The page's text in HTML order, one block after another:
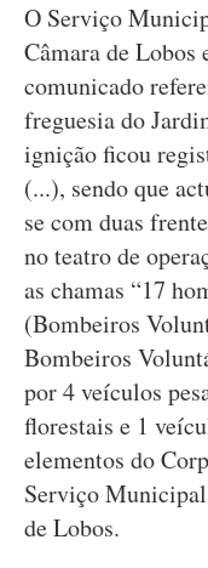
O Serviço
Câmara de
comunicado
freguesia do
ignição ficou
(...), sendo que
se com duas
no teatro de
as chamas “17
(Bombeiros
Bombeiros
por 4 veículos
florestais e 1
elementos do
Serviço
de Lobos.